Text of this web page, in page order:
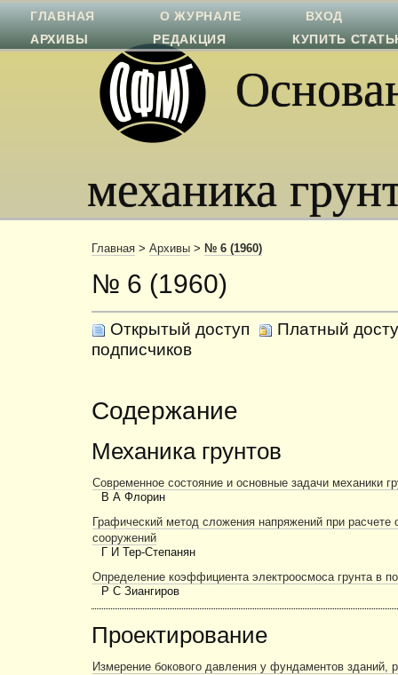
механика
ГЛАВНАЯ О ЖУРНАЛЕ
ВХОД
АРХИВЫ
РЕДАКЦИЯ КУПИТЬ
Главная > Архивы > № 6 (1960)
№ 6 (1960)
Открытый доступ
Платный
подписчиков
Содержание
Механика грунтов
Современное состояние и основные задачи механики
В А Флорин
Графический метод сложения напряжений при расчете
сооружений
Г И Тер-Степанян
Определение коэффициента электроосмоса грунта в
Р С Зиангиров
Проектирование
Измерение бокового давления у фундаментов зданий,